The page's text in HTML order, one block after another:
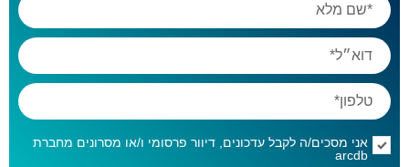
אני מסכים/ה לקבל עדכונים, דיוור פרסומי ו/או מסרונים מחברת
arcdb